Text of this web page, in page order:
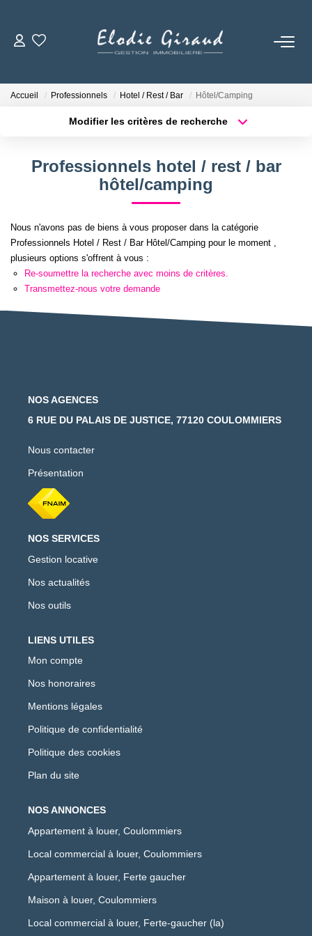
GESTION LOCATIVE
NOS TARIFS
CONTACT
Accueil Professionnels Hotel / Rest / Bar Hôtel/Camping
Modifier les critères de recherche
Budget max
Professionnels hotel / rest / bar
hôtel/camping
Nous n'avons pas de biens à vous proposer dans la catégorie
Professionnels Hotel / Rest / Bar Hôtel/Camping pour le moment ,
plusieurs options s'offrent à vous :
Re-soumettre la recherche avec moins de critères.
Transmettez-nous votre demande
NOS AGENCES
6 RUE DU PALAIS DE JUSTICE, 77120 COULOMMIERS
Nous contacter
Présentation
NOS SERVICES
Gestion locative
Nos actualités
Nos outils
LIENS UTILES
Mon compte
Nos honoraires
Mentions légales
Politique de confidentialité
Politique des cookies
Plan du site
NOS ANNONCES
Appartement à louer, Coulommiers
Local commercial à louer, Coulommiers
Appartement à louer, Ferte gaucher
Maison à louer, Coulommiers
Local commercial à louer, Ferte-gaucher (la)